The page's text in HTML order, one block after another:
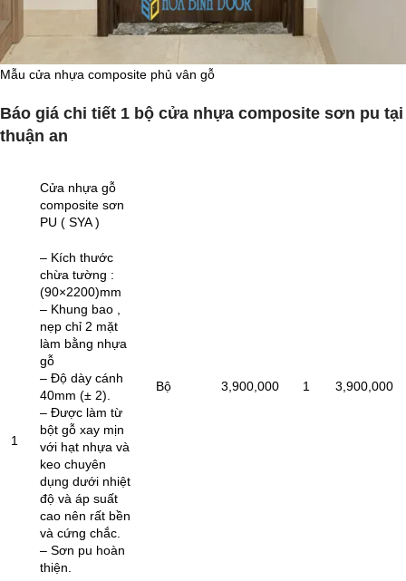
Mẫu cửa nhựa composite phủ vân gỗ
Báo giá chi tiết 1 bộ cửa nhựa composite sơn pu tại
thuận an
1
Cửa nhựa gỗ
composite sơn
PU ( SYA )
– Kích thước
chừa tường :
(90×2200)mm
– Khung bao ,
nẹp chỉ 2 mặt
làm bằng nhựa
gỗ
– Độ dày cánh
40mm (± 2).
– Được làm từ
bột gỗ xay mịn
với hạt nhựa và
keo chuyên
dụng dưới nhiệt
độ và áp suất
cao nên rất bền
và cứng chắc.
– Sơn pu hoàn
thiện.
Bộ 3,900,000 1 3,900,000